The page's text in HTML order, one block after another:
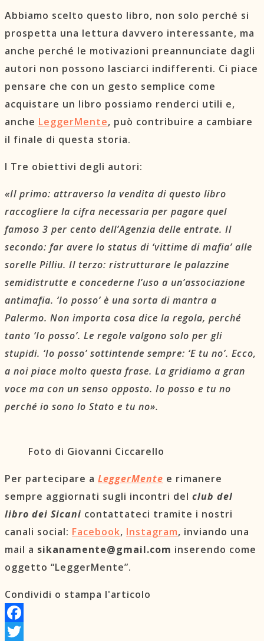
Abbiamo scelto questo libro, non solo perché si
prospetta una lettura davvero interessante, ma
anche perché le motivazioni preannunciate dagli
autori non possono lasciarci indifferenti. Ci piace
pensare che con un gesto semplice come
acquistare un libro possiamo renderci utili e,
anche LeggerMente, può contribuire a cambiare
il finale di questa storia.
I Tre obiettivi degli autori:
«Il primo: attraverso la vendita di questo libro
raccogliere la cifra necessaria per pagare quel
famoso 3 per cento dell’Agenzia delle entrate. Il
secondo: far avere lo status di ‘vittime di mafia’ alle
sorelle Pilliu. Il terzo: ristrutturare le palazzine
semidistrutte e concederne l’uso a un’associazione
antimafia. ‘Io posso’ è una sorta di mantra a
Palermo. Non importa cosa dice la regola, perché
tanto ‘Io posso’. Le regole valgono solo per gli
stupidi. ‘Io posso’ sottintende sempre: ‘E tu no’. Ecco,
a noi piace molto questa frase. La gridiamo a gran
voce ma con un senso opposto. Io posso e tu no
perché io sono lo Stato e tu no».
Foto di Giovanni Ciccarello
Per partecipare a LeggerMente e rimanere
sempre aggiornati sugli incontri del club del
libro dei Sicani contattateci tramite i nostri
canali social: Facebook, Instagram, inviando una
mail a sikanamente@gmail.com inserendo come
oggetto “LeggerMente”.
Condividi o stampa l'articolo
Facebook